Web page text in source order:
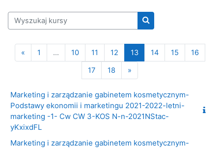
Wyszukaj kursy
Wyszukaj kursy
« Poprzednia strona
1 Strona 1
… 10Strona 10
11 Strona 11
12 Strona 12
13Strona 13
14Strona 14
15 Strona 15
16
17Strona 17
18 Strona 18
»
Marketing i zarządzanie gabinetem kosmetycznym-
Podstawy ekonomii i marketingu 2021-2022-letni-
marketing -1- Cw CW 3-KOS N-n-2021NStac-
yKxixdFL
Marketing i zarządzanie gabinetem kosmetycznym-